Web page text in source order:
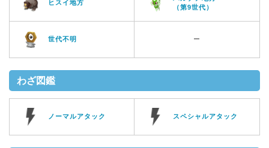
ヒスイ地方
（第9世代）
世代不明 ー
わざ図鑑
ノーマルアタック スペシャルアタック